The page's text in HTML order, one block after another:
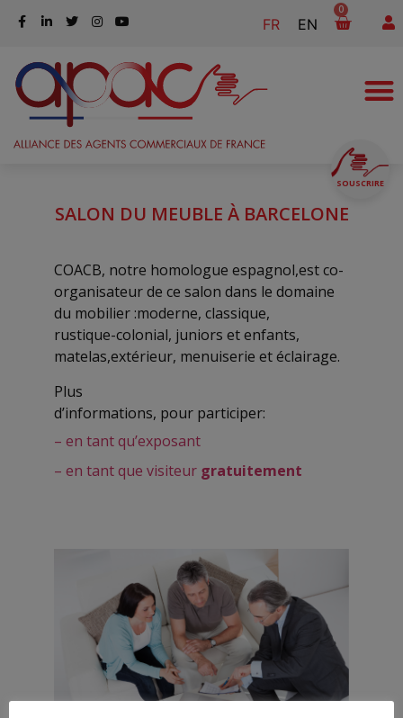
FR EN
0
SOUSCRIRE
SALON DU MEUBLE À BARCELONE
COACB, notre homologue espagnol,est co-
organisateur de ce salon dans le domaine
du mobilier :moderne, classique,
rustique-colonial, juniors et enfants,
matelas,extérieur, menuiserie et éclairage.
Plus
d’informations, pour participer:
– en tant qu’exposant
– en tant que visiteur gratuitement